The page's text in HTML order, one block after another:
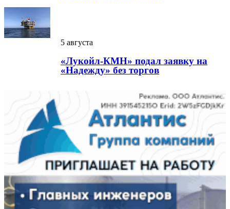
5 августа
«Лукойл-КМН» подал заявку на
«Надежду» без торгов